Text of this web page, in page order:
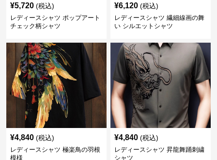
¥5,720 (税込)
レディースシャツ ポップアート
チェック柄シャツ
¥6,120 (税込)
レディースシャツ 繊細線画の舞
い シルエットシャツ
¥4,840 (税込)
レディースシャツ 極楽鳥の羽根
模様
¥4,840 (税込)
レディースシャツ 昇龍舞踊刺繍
シャツ